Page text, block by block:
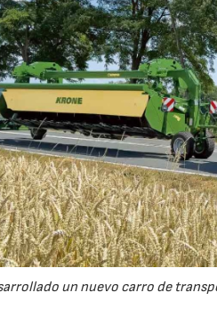
un nuevo carro de